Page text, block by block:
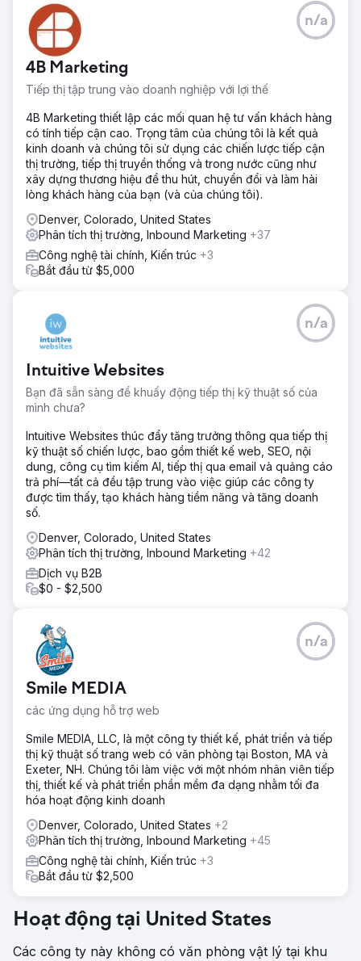
Thử thách
Buổi chiều hoàn hảo đã thiết kế lại trang web du lịch để
đáp ứng các yêu cầu kỹ thuật SEO, nâng cao hiệu suất và
khả năng hiển thị. Họ đã tạo các trang đích được nhắm
mục tiêu, liên kết chúng với chiến dịch quảng cáo trả phí
chiến lược và đạt được thành công đáng kể bằng cách
tăng lưu lượng truy cập không phải trả tiền và chuyển đổi
kiếm được.
Giải pháp
Chúng tôi đã tiến hành kiểm tra trang web trên diện rộng,
xác định các vấn đề kỹ thuật và thực hiện các chỉnh sửa.
Chúng tôi đã đánh giá tốc độ, hiệu suất và trải nghiệm
người dùng trên thiết bị di động của trang web, dẫn đến
những cải tiến có mục tiêu. Những nỗ lực này đã giúp số
lượt chuyển đổi tăng trung bình 29%, cho thấy tính hiệu
quả của việc tối ưu hóa của chúng tôi.
Kết quả
trí tự nhiên tốt hơn và tăng chuyển đổi trên thiết bị di động
nhờ các cải tiến. Những cải tiến này đã dẫn đến CPA thấp
hơn và tỷ lệ giữ chân khách hàng cao hơn, đồng thời thứ
hạng tự nhiên tiếp tục tăng.
Chuyển đến trang agency
4B Marketing
Tiếp thị tập trung vào doanh nghiệp với lợi thế
n/a
4B Marketing thiết lập các mối quan hệ tư vấn khách hàng
có tính tiếp cận cao. Trọng tâm của chúng tôi là kết quả
kinh doanh và chúng tôi sử dụng các chiến lược tiếp cận
thị trường, tiếp thị truyền thống và trong nước cũng như
xây dựng thương hiệu để thu hút, chuyển đổi và làm hài
lòng khách hàng của bạn (và của chúng tôi).
Denver, Colorado, United States
Phân tích thị trường, Inbound Marketing +37
Công nghệ tài chính, Kiến trúc +3
Bắt đầu từ $5,000
Intuitive Websites
Bạn đã sẵn sàng để khuấy động tiếp thị kỹ thuật số của
mình chưa?
n/a
Intuitive Websites thúc đẩy tăng trưởng thông qua tiếp thị
kỹ thuật số chiến lược, bao gồm thiết kế web, SEO, nội
dung, công cụ tìm kiếm AI, tiếp thị qua email và quảng cáo
trả phí—tất cả đều tập trung vào việc giúp các công ty
được tìm thấy, tạo khách hàng tiềm năng và tăng doanh
số.
Denver, Colorado, United States
Phân tích thị trường, Inbound Marketing +42
Dịch vụ B2B
$0 - $2,500
Smile MEDIA
các ứng dụng hỗ trợ web
n/a
Smile MEDIA, LLC, là một công ty thiết kế, phát triển và tiếp
thị kỹ thuật số trang web có văn phòng tại Boston, MA và
Exeter, NH. Chúng tôi làm việc với một nhóm nhân viên tiếp
thị, thiết kế và phát triển phần mềm đa dạng nhằm tối đa
hóa hoạt động kinh doanh
Denver, Colorado, United States +2
Phân tích thị trường, Inbound Marketing +45
Công nghệ tài chính, Kiến trúc +3
Bắt đầu từ $2,500
Hoạt động tại United States
Các công ty này không có văn phòng vật lý tại khu